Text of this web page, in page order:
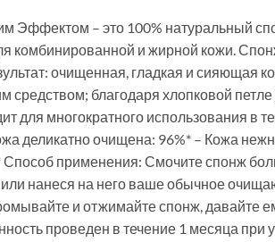
– это 100% натуральный
комбинированной и жирной кожи.
очищенная, гладкая и
благодаря хлопковой
для многократного использования в
деликатно очищена: 96%* – Кожа
Способ применения: Смочите спонж
нанеся на него ваше обычное
и отжимайте спонж, давайте
проведен в течение 1 месяца при